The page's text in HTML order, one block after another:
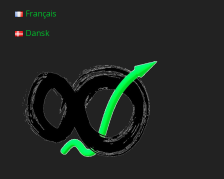
Français
Dansk